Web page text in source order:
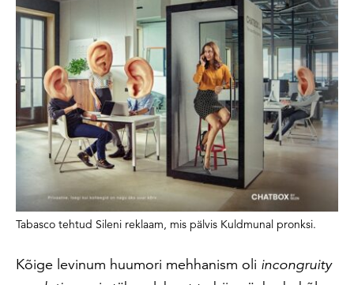
Tabasco tehtud Sileni reklaam, mis pälvis Kuldmunal pronksi.
Kõige levinum huumori mehhanism oli incongruity